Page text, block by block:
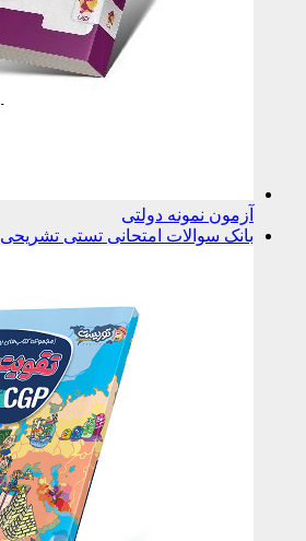
آزمون نمونه دولتی
بانک سوالات امتحانی تستی تشریحی